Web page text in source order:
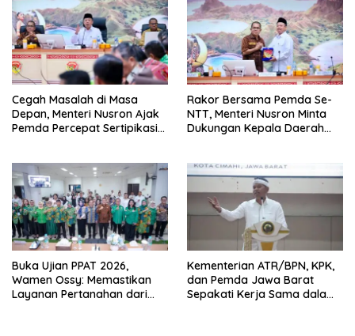
Cegah Masalah di Masa
Depan, Menteri Nusron Ajak
Pemda Percepat Sertipikasi
Rakor Bersama Pemda Se-
NTT, Menteri Nusron Minta
Dukungan Kepala Daerah
Buka Ujian PPAT 2026,
Wamen Ossy: Memastikan
Layanan Pertanahan dari
Kementerian ATR/BPN, KPK,
dan Pemda Jawa Barat
Sepakati Kerja Sama dalam